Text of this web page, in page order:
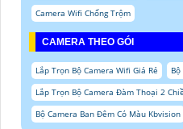
Camera Wifi Chống Trộm
CAMERA THEO GÓI
Lắp Trọn Bộ Camera Wifi Giá Rẻ
Lắp Trọn Bộ Camera Đàm Thoại 2
Bộ Camera Ban Đêm Có Màu Kbvision